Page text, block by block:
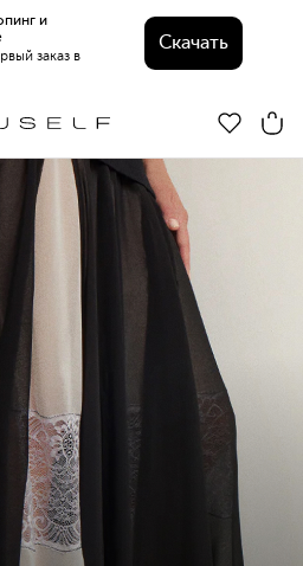
и
заказ в
Скачать